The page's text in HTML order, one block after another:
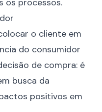
os processos.
o cliente em
do consumidor
de compra: é
busca da
positivos em